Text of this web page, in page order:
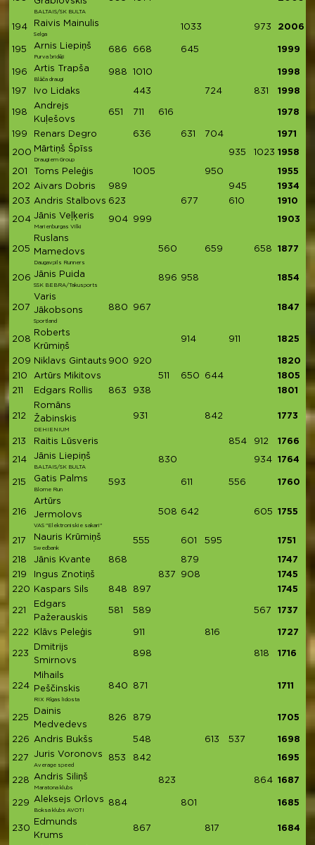
BALTAIS/SK BULTA
194 Raivis Mainulis
Selga
1033 973 2006
195 Arnis Liepiņš
Purva bridēji
686 668 645 1999
196 Artis Trapša
Blāča draugi
988 1010 1998
197 Ivo Lidaks 443 724 831 1998
198
Andrejs
Kuļešovs
651 711 616 1978
199 Renars Degro 636 631 704 1971
200 Mārtiņš Špīss
Draugiem Group
935 1023 1958
201 Toms Peleģis 1005 950
1955
202
Aivars Dobris 989 945
1934
203
Andris Stalbovs 623 677 610 1910
204 Jānis Veļķeris
Marienburgas Vilki
904 999 1903
205
Ruslans
Mamedovs
Daugavpils Runners
560 659 658 1877
206 Jānis Puida
SSK BEBRA/Takusports
896 958 1854
207
Varis
Jākobsons
Sportland
880 967 1847
208
Roberts
Krūmiņš
914 911 1825
209 Niklavs Gintauts 900 920
1820
210
Artūrs Mikitovs 511 650 644
1805
211
Edgars Rollis 863 938 1801
212
Romāns
Žabinskis
DEHIENIUM
931 842 1773
213 Raitis Lūsveris 854 912 1766
214 Jānis Liepiņš
BALTAIS/SK BULTA
830 934 1764
215 Gatis Palms
Blome Run
593 611 556 1760
216
Artūrs
Jermolovs
VAS "Elektroniskie sakari"
508 642 605 1755
217 Nauris Krūmiņš
Swedbank
555 601 595 1751
218 Jānis Kvante 868 879
1747
219
Ingus Znotiņš 837 908
1745
220
Kaspars Sils 848 897 1745
221
Edgars
Pažerauskis
581 589 567 1737
222 Klāvs Peleģis 911 816 1727
223
Dmitrijs
Smirnovs
898 818 1716
224
Mihails
Peščinskis
RIX Rīgas lidosta
840 871 1711
225
Dainis
Medvedevs
826 879 1705
226 Andris Bukšs 548 613 537 1698
227 Juris Voronovs
Average speed
853 842 1695
228 Andris Siliņš
Maratona klubs
823 864 1687
229 Aleksejs Orlovs
Boksa klubs AVOTI
884 801 1685
230
Edmunds
Krums
867 817 1684